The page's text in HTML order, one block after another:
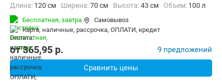
Длина: 120 см Ширина:70 см Высота:43 см Объем: 100 л
Бесплатная, завтра
Самовывоз
карта, наличные, рассрочка, ОПЛАТИ, кредит
от365,95 p. 9 предложений
Сравнить цены